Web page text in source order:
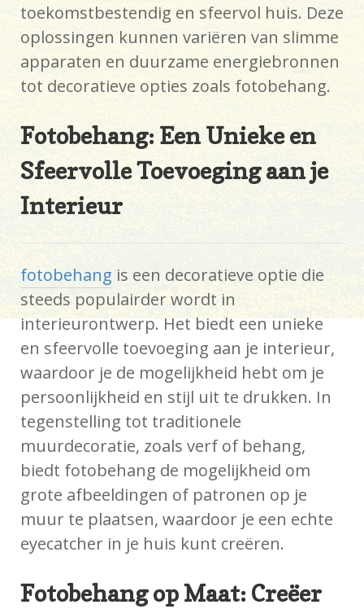
toekomstbestendig en sfeervol huis. Deze
oplossingen kunnen variëren van slimme
apparaten en duurzame energiebronnen
tot decoratieve opties zoals fotobehang.
Fotobehang: Een Unieke en
Sfeervolle Toevoeging aan je
Interieur
fotobehang is een decoratieve optie die
steeds populairder wordt in
interieurontwerp. Het biedt een unieke
en sfeervolle toevoeging aan je interieur,
waardoor je de mogelijkheid hebt om je
persoonlijkheid en stijl uit te drukken. In
tegenstelling tot traditionele
muurdecoratie, zoals verf of behang,
biedt fotobehang de mogelijkheid om
grote afbeeldingen of patronen op je
muur te plaatsen, waardoor je een echte
eyecatcher in je huis kunt creëren.
Fotobehang op Maat: Creëer